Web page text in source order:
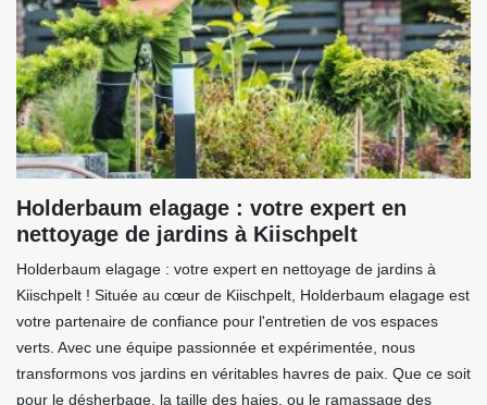
Holderbaum elagage : votre expert en
nettoyage de jardins à Kiischpelt
Holderbaum elagage : votre expert en nettoyage de jardins à
Kiischpelt ! Située au cœur de Kiischpelt, Holderbaum elagage est
votre partenaire de confiance pour l'entretien de vos espaces
verts. Avec une équipe passionnée et expérimentée, nous
transformons vos jardins en véritables havres de paix. Que ce soit
pour le désherbage, la taille des haies, ou le ramassage des